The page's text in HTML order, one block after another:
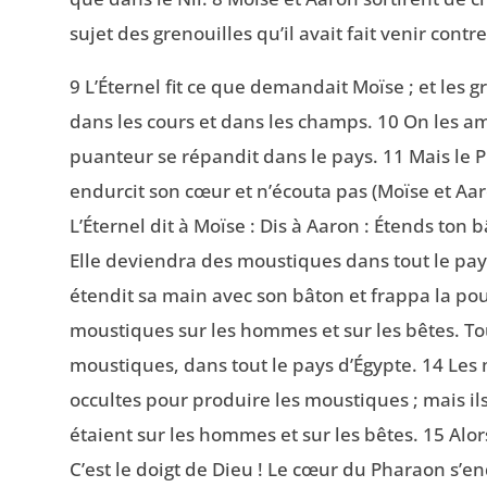
sujet des grenouilles qu’il avait fait venir
9 L’Éternel fit ce que demandait Moïse ; et les
dans les cours et dans les champs. 10 On les
puanteur se répandit dans le pays. 11 Mais le
endurcit son cœur et n’écouta pas (Moïse et
L’Éternel dit à Moïse : Dis à Aaron : Étends
Elle deviendra des moustiques dans tout le
étendit sa main avec son bâton et frappa la
moustiques sur les hommes et sur les bêtes.
moustiques, dans tout le pays d’Égypte. 14
occultes pour produire les moustiques ; mais
étaient sur les hommes et sur les bêtes. 15
C’est le doigt de Dieu ! Le cœur du Pharaon